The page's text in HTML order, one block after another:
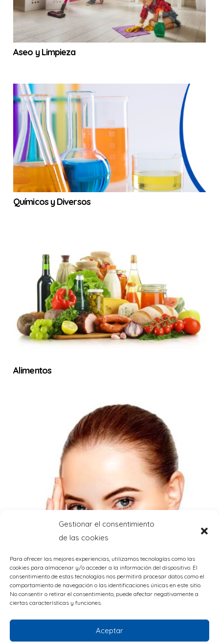
Gestionar el consentimiento
de las cookies
Para ofrecer las mejores experiencias, utilizamos tecnologías como las
cookies para almacenar y/o acceder a la información del dispositivo. El
consentimiento de estas tecnologías nos permitirá procesar datos como el
comportamiento de navegación o las identificaciones únicas en este sitio.
No consentir o retirar el consentimiento, puede afectar negativamente a
ciertas características y funciones.
Aceptar
Aseo y Limpieza
Químicos y Diversos
Alimentos